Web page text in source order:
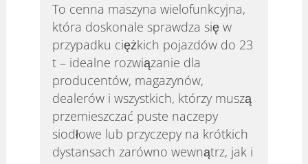
To cenna maszyna wielofunkcyjna,
która doskonale sprawdza się w
przypadku ciężkich pojazdów do 23
t – idealne rozwiązanie dla
producentów, magazynów,
dealerów i wszystkich, którzy muszą
przemieszczać puste naczepy
siodłowe lub przyczepy na krótkich
dystansach zarówno wewnątrz, jak i